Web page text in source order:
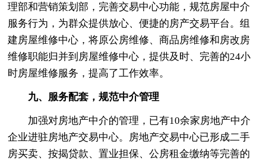
理部和营销策划部，完善交易中心功能，规范房屋中介
服务行为，为群众提供放心、便捷的房产交易平台。组
建房屋维修中心，将原公房维修、商品房维修和房改房
维修职能归并到房屋维修中心，提供及时、完善的24小
时房屋维修服务，提高了工作效率。
九、服务配套，规范中介管理
加强对房地产中介的管理，已有10余家房地产中介
企业进驻房地产交易中心。房地产交易中心已形成二手
房买卖、按揭贷款、置业担保、公房租金缴纳等完善的